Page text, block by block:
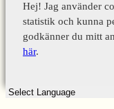
Hej! Jag använder
statistik och kunna
godkänner du mitt
här.